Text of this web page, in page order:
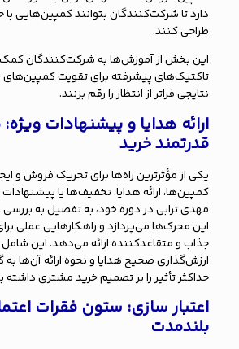
دارد تا شرکت‌کنندگان بتوانند کمپین‌هایی با
طراحی کنند.
این بخش از آموزش‌ها به شرکت‌کنندگان کمک
تاکتیک‌های پیشرفته برای تقویت کمپین‌های
نتایجی فراتر از انتظار را رقم بزنند.
ارائه هدایا و پیشنهادات
قدرتمند خرید
یکی از مؤثرترین راه‌ها برای تحریک فروش و
کمپین‌ها، ارائه هدایا، تخفیف‌ها یا
مهدی ترابی در دوره خود، به تفصیل به
این محرک‌ها می‌پردازد و راهکارهایی عملی
جذاب و متقاعدکننده ارائه می‌دهد. این
ارزش‌گذاری صحیح هدایا و نحوه ارائه آن‌ها
حداکثر تأثیر را بر تصمیم خرید مشتری داشته
اعتبار سازی: ستون فقرات
بلندمدت